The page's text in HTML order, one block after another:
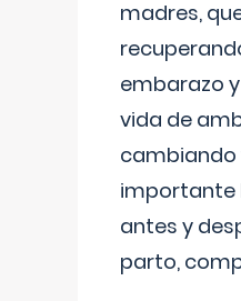
madres,
embarazo
vida de
cambiando
importante
antes y
parto,